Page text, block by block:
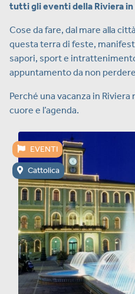
tutti gli eventi della Riviera
Cose da fare, dal mare alla
questa terra di feste,
sapori, sport e
appuntamento da non
Perché una vacanza in
cuore e l’agenda.
EVENTI
Cattolica